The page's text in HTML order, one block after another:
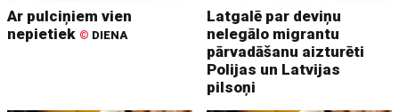
Ar pulciņiem vien
nepietiek © DIENA
Latgalē par deviņu
nelegālo migrantu
pārvadāšanu aizturēti
Polijas un Latvijas
pilsoņi